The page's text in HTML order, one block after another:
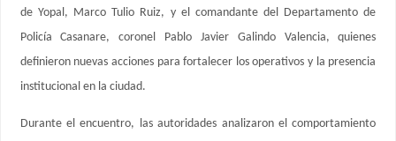
de Yopal, Marco Tulio Ruiz, y el comandante del Departamento de
Policía Casanare, coronel Pablo Javier Galindo Valencia, quienes
definieron nuevas acciones para fortalecer los operativos y la presencia
institucional en la ciudad.
Durante el encuentro, las autoridades analizaron el comportamiento